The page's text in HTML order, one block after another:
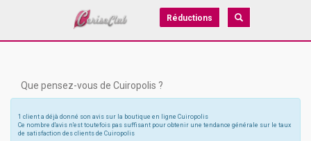
Réductions
Que pensez-vous de Cuiropolis ?
1 client a déjà donné son avis sur la boutique en ligne Cuiropolis
Ce nombre d'avis n'est toutefois pas suffisant pour obtenir une tendance générale sur le taux
de satisfaction des clients de Cuiropolis